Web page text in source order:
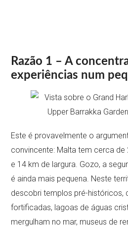
Razão 1 – A
experiências num
Este é provavelmente o
convincente: Malta tem cerca
e 14 km de largura. Gozo, a
é ainda mais pequena. Neste
descobri templos pré-históricos,
fortificadas, lagoas de águas
mergulham no mar, museus de